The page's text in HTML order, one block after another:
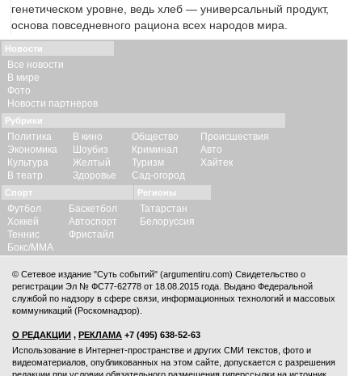
генетическом уровне, ведь хлеб — универсальный продукт,
основа повседневного рациона всех народов мира.
Новости
Все новости
В мире
Фото
Новости партнеров
Рубрики
Политика
Экономика
Культура
В театр
В кино
Шоубиз
Желтый
Здоровье
Общество
Криминал
Туризм
Сад-огород
Происшествия
Авто
Хайтек
Спорт
Футбол
Хоккей
Теннис
Бокс/ММА
Баскетбол
Автоспорт
Фристайл
Регионы
Татарстан
Белоруссия
© Сетевое издание "Суть событий" (argumentiru.com) Свидетельство о
регистрации Эл № ФС77-62778 от 18.08.2015 года. Выдано Федеральной
службой по надзору в сфере связи, информационных технологий и массовых
коммуникаций (Роскомнадзор).
О РЕДАКЦИИ , РЕКЛАМА +7 (495) 638-52-63
Использование в Интернет-пространстве и других СМИ текстов, фото и
видеоматериалов, опубликованных на этом сайте, допускается с разрешения